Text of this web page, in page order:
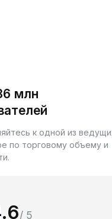
млн
к одной из
по торговому объему и
/ 5